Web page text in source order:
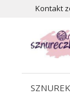
Kontakt